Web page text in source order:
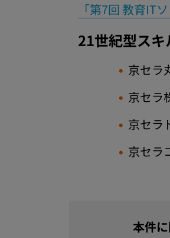
「第7回 教育IT
21世紀型ス
京セラ
京セラ
京セラ
京セラ
本件